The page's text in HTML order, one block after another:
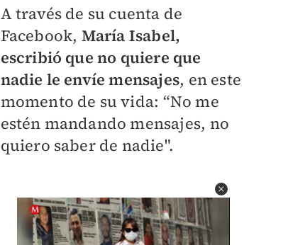
A través de su cuenta de
Facebook, María Isabel,
escribió que no quiere que
nadie le envíe mensajes, en este
momento de su vida: “No me
estén mandando mensajes, no
quiero saber de nadie".